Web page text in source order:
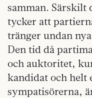
samman. Särskilt
tycker att
tränger undan
Den tid då
och auktoritet,
kandidat och helt
sympatisörerna,